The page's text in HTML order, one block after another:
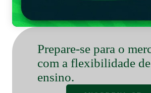
Prepare-se para o
com a flexibilidade de
ensino.